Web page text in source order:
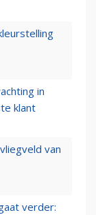
in
klant
van
verder: